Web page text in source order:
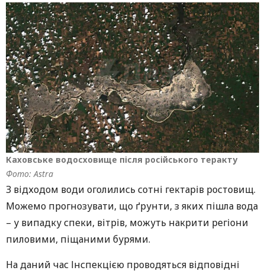
Каховське водосховище після російського теракту
Фото: Astra
З відходом води оголились сотні гектарів ростовищ.
Можемо прогнозувати, що ґрунти, з яких пішла вода
– у випадку спеки, вітрів, можуть накрити регіони
пиловими, піщаними бурями.
На даний час Інспекцією проводяться відповідні